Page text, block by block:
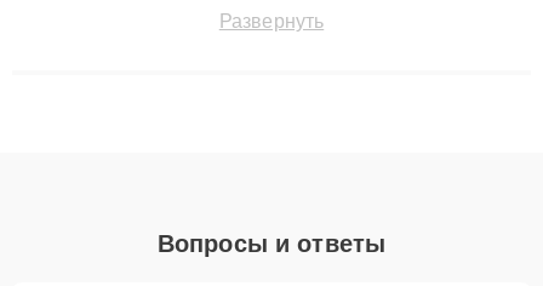
технику с сохранением гарантии до 3 лет. Наши мастера
Развернуть
Вопросы и ответы